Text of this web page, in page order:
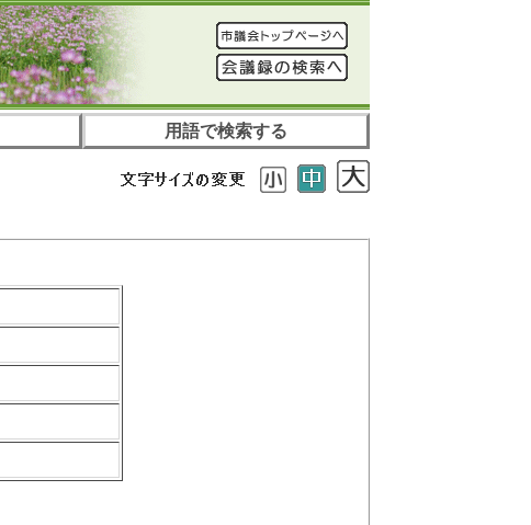
用語で検索する